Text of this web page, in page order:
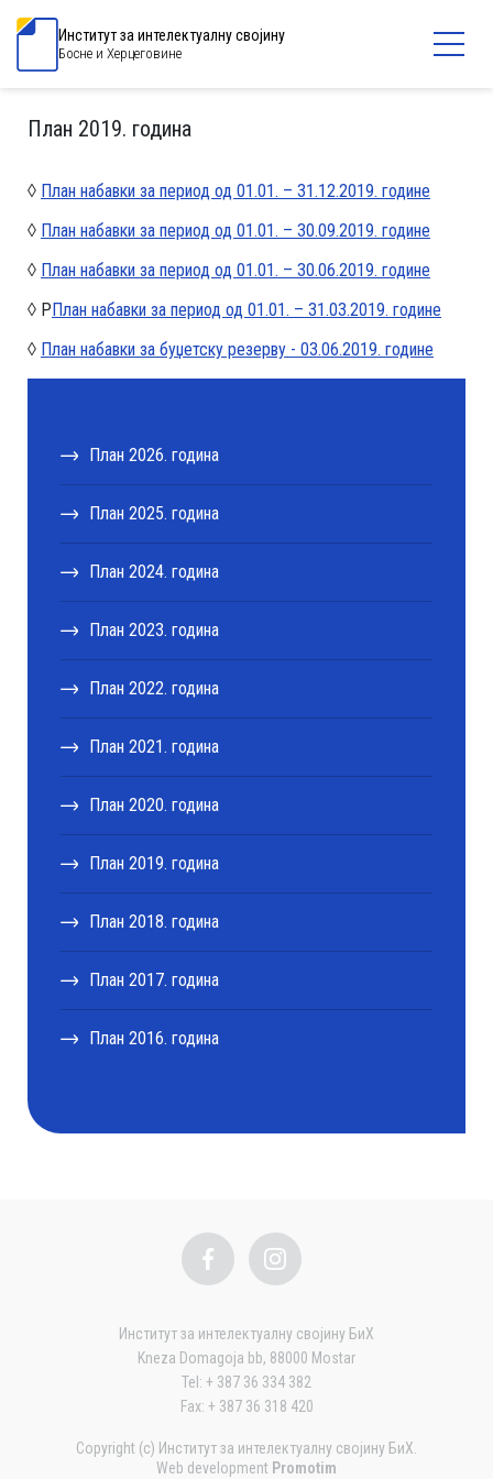
Институт за интелектуалну својину
Босне и Херцеговине
План 2019. годинa
◊ План набавки за период од 01.01. – 31.12.2019. године
◊ План набавки за период од 01.01. – 30.09.2019. године
◊ План набавки за период од 01.01. – 30.06.2019. године
◊ PПлан набавки за период од 01.01. – 31.03.2019. године
◊ План набавки за буџетску резерву - 03.06.2019. године
План 2026. година
План 2025. година
План 2024. годинa
План 2023. годинa
План 2022. годинa
План 2021. годинa
План 2020. година
План 2019. годинa
План 2018. година
План 2017. година
План 2016. година
Институт за интелектуалну својину БиХ
Kneza Domagoja bb, 88000 Mostar
Tel: + 387 36 334 382
Fax: + 387 36 318 420
Copyright (c) Институт за интелектуалну својину БиХ.
Web development Promotim